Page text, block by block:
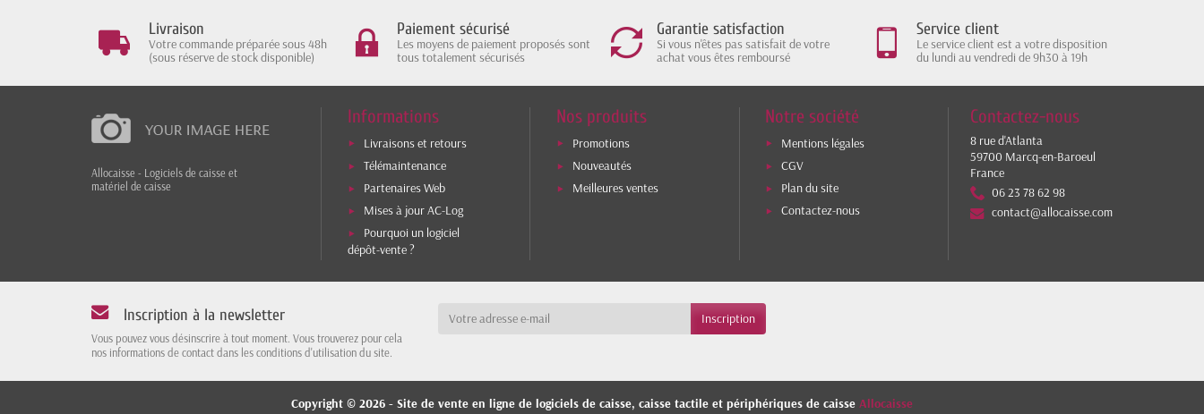
Livraison
Votre commande préparée sous 48h
(sous réserve de stock disponible)
Paiement sécurisé
Les moyens de paiement proposés sont
tous totalement sécurisés
Garantie satisfaction
Si vous n'êtes pas satisfait de votre
achat vous êtes remboursé
Service client
Le service client est a votre disposition
du lundi au vendredi de 9h30 à 19h
Allocaisse - Logiciels de caisse et
matériel de caisse
Informations
Livraisons et retours
Télémaintenance
Partenaires Web
Mises à jour AC-Log
Pourquoi un logiciel
dépôt-vente ?
Nos produits
Promotions
Nouveautés
Meilleures ventes
Notre société
Mentions légales
CGV
Plan du site
Contactez-nous
Contactez-nous
8 rue d'Atlanta
59700 Marcq-en-Baroeul
France
06 23 78 62 98
contact@allocaisse.com
Inscription à la newsletter
Vous pouvez vous désinscrire à tout moment. Vous trouverez pour cela
nos informations de contact dans les conditions d'utilisation du site.
Copyright © 2026 - Site de vente en ligne de logiciels de caisse, caisse tactile et périphériques de caisse Allocaisse